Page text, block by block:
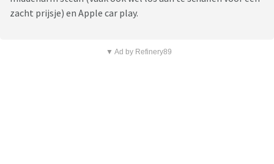
zacht prijsje) en Apple car play.
▼ Ad by Refinery89